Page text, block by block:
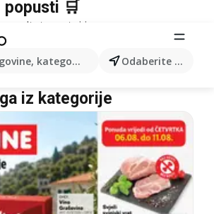
kategorije, proizvode... Odaberite grad
🛒
za taj izraz.
- Gdje kupiti?
Baget Baget
iz kategorije